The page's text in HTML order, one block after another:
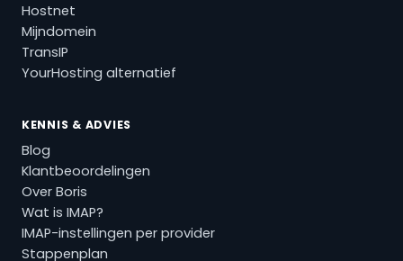
Hostnet
Mijndomein
TransIP
YourHosting alternatief
KENNIS & ADVIES
Blog
Klantbeoordelingen
Over Boris
Wat is IMAP?
IMAP-instellingen per provider
Stappenplan